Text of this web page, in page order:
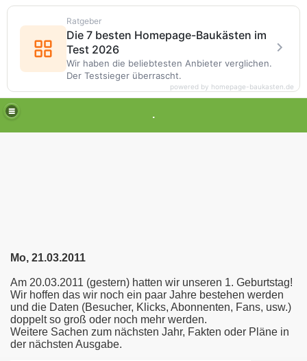
.
Mo, 21.03.2011
Am 20.03.2011 (gestern) hatten wir unseren 1. Geburtstag!
Wir hoffen das wir noch ein paar Jahre bestehen werden
und die Daten (Besucher, Klicks, Abonnenten, Fans, usw.)
doppelt so groß oder noch mehr werden.
Weitere Sachen zum nächsten Jahr, Fakten oder Pläne in
der nächsten Ausgabe.
Ratgeber
Die 7 besten Homepage-Baukästen im
Test 2026
Wir haben die beliebtesten Anbieter verglichen.
Der Testsieger überrascht.
powered by homepage-baukasten.de